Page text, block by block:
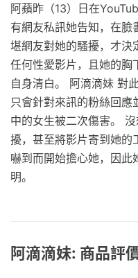
阿蘋昨（13）日在
有網友私訊她告知，在臉
堪網友對她的騷擾，才決
任何性愛影片，且她的胸
自身清白。 阿滴滴妹 對
只會針對來訊的粉絲回
中的女生被二次傷害。
擾，甚至將影片寄到她的
嚇到而開始擔心她，因此
明。
阿滴滴妹: 商品評